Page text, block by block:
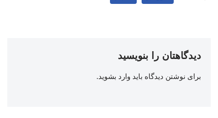
دیدگاهتان را بنویسید
برای نوشتن دیدگاه باید وارد بشوید.